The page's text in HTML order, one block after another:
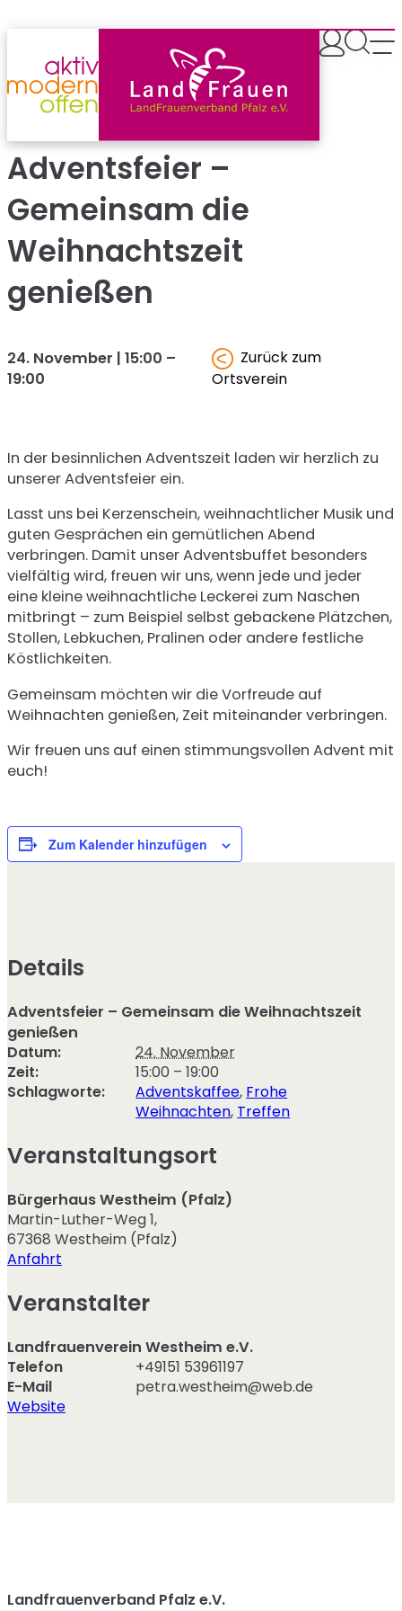
springen
Adventsfeier –
Gemeinsam die
Weihnachtszeit
genießen
24. November | 15:00 –
19:00
Zurück zum
Ortsverein
In der besinnlichen Adventszeit laden wir herzlich zu
unserer Adventsfeier ein.
Lasst uns bei Kerzenschein, weihnachtlicher Musik und
guten Gesprächen ein gemütlichen Abend
verbringen. Damit unser Adventsbuffet besonders
vielfältig wird, freuen wir uns, wenn jede und jeder
eine kleine weihnachtliche Leckerei zum Naschen
mitbringt – zum Beispiel selbst gebackene Plätzchen,
Stollen, Lebkuchen, Pralinen oder andere festliche
Köstlichkeiten.
Gemeinsam möchten wir die Vorfreude auf
Weihnachten genießen, Zeit miteinander verbringen.
Wir freuen uns auf einen stimmungsvollen Advent mit
euch!
Zum Kalender hinzufügen
Details
Adventsfeier – Gemeinsam die Weihnachtszeit
genießen
Datum:
24. November
Zeit:
15:00 – 19:00
Schlagworte:
Adventskaffee, Frohe
Weihnachten, Treffen
Veranstaltungsort
Bürgerhaus Westheim (Pfalz)
Martin-Luther-Weg 1,
67368 Westheim (Pfalz)
Anfahrt
Veranstalter
Landfrauenverein Westheim e.V.
Telefon
+49151 53961197
E-Mail
petra.westheim@web.de
Website
Landfrauenverband Pfalz e.V.